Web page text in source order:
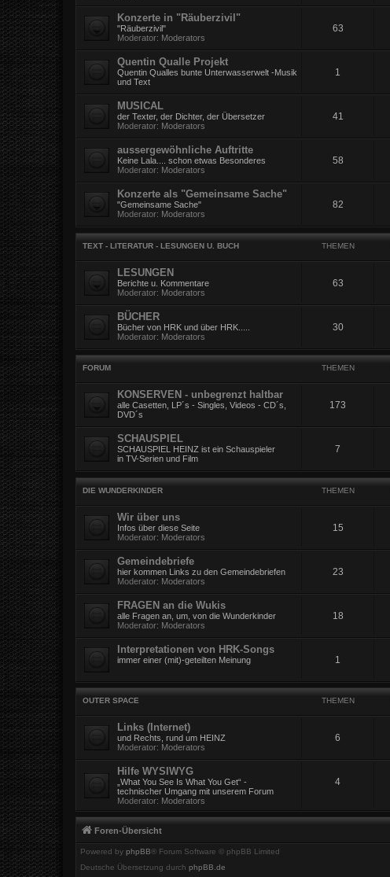
Konzerte in "Räuberzivil"
"Räuberzivil"
Moderator: Moderators
63
Quentin Qualle Projekt
Quentin Qualles bunte Unterwasserwelt -Musik
und Text
1
MUSICAL
der Texter, der Dichter, der Übersetzer
Moderator: Moderators
41
aussergewöhnliche Auftritte
Keine Lala.... schon etwas Besonderes
Moderator: Moderators
58
Konzerte als "Gemeinsame Sache"
"Gemeinsame Sache"
Moderator: Moderators
82
TEXT - LITERATUR - LESUNGEN U. BUCH THEMEN
LESUNGEN
Berichte u. Kommentare
Moderator: Moderators
63
BÜCHER
Bücher von HRK und über HRK.....
Moderator: Moderators
30
FORUM THEMEN
KONSERVEN - unbegrenzt haltbar
alle Casetten, LP´s - Singles, Videos - CD´s,
DVD´s
173
SCHAUSPIEL
SCHAUSPIEL HEINZ ist ein Schauspieler
in TV-Serien und Film
7
DIE WUNDERKINDER THEMEN
Wir über uns
Infos über diese Seite
Moderator: Moderators
15
Gemeindebriefe
hier kommen Links zu den Gemeindebriefen
Moderator: Moderators
23
FRAGEN an die Wukis
alle Fragen an, um, von die Wunderkinder
Moderator: Moderators
18
Interpretationen von HRK-Songs
immer einer (mit)-geteilten Meinung 1
OUTER SPACE THEMEN
Links (Internet)
und Rechts, rund um HEINZ
Moderator: Moderators
6
Hilfe WYSIWYG
„What You See Is What You Get“ -
technischer Umgang mit unserem Forum
Moderator: Moderators
4
Foren-Übersicht
Powered by phpBB® Forum Software © phpBB Limited
Deutsche Übersetzung durch phpBB.de